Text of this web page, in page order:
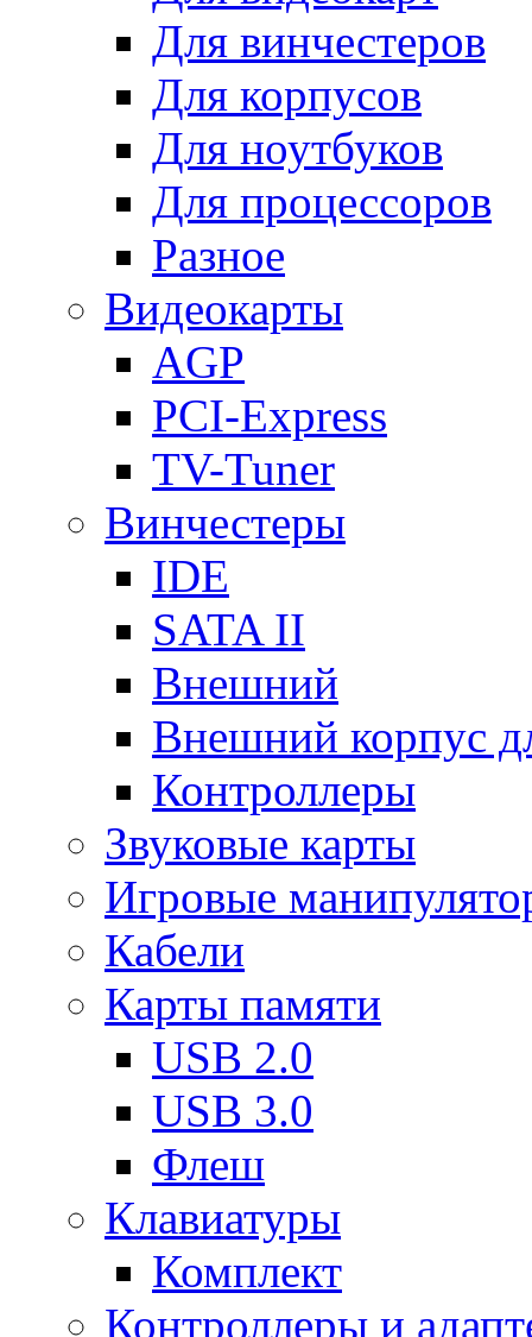
Для винчестеров
Для корпусов
Для ноутбуков
Для процессоров
Разное
Видеокарты
AGP
PCI-Express
TV-Tuner
Винчестеры
IDE
SATA II
Внешний
Внешний корпус
Контроллеры
Звуковые карты
Игровые
Кабели
Карты памяти
USB 2.0
USB 3.0
Флеш
Клавиатуры
Комплект
Контроллеры и